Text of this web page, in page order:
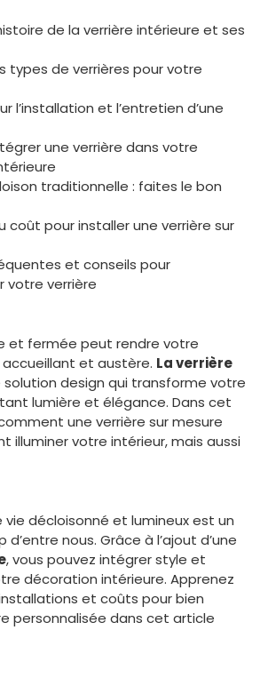
de la verrière intérieure et ses
types de verrières pour votre
l’installation et l’entretien d’une
une verrière dans votre
traditionnelle : faites le bon
coût pour installer une verrière sur
et conseils pour
votre verrière
et fermée peut rendre votre
et austère. La verrière
solution design qui transforme votre
lumière et élégance. Dans cet
une verrière sur mesure
illuminer votre intérieur, mais aussi
vie décloisonné et lumineux est un
nous. Grâce à l’ajout d’une
, vous pouvez intégrer style et
décoration intérieure. Apprenez
et coûts pour bien
personnalisée dans cet article